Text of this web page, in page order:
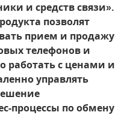
и средств связи».
позволят
прием и продажу
телефонов и
работать с ценами и
управлять
процессы по обмену